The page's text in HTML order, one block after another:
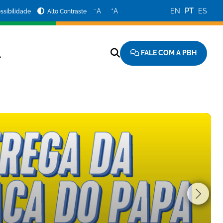
Alto Contraste −A +A EN PT ES
FALE COM A PBH